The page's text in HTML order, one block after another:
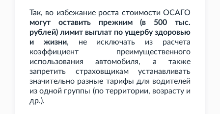
Так, во избежание роста стоимости ОСАГО
могут оставить прежним (в 500
тыс.
рублей) лимит выплат по ущербу здоровью
и жизни, не исключать из расчета
коэффициент преимущественного
использования автомобиля, а также
запретить страховщикам устанавливать
значительно разные тарифы для водителей
из одной группы (по территории, возрасту и
др.).